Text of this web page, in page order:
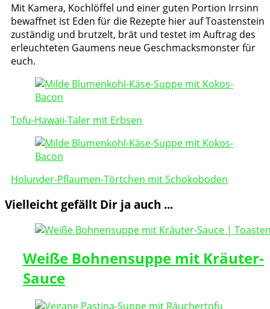
Mit Kamera, Kochlöffel und einer guten Portion Irrsinn
bewaffnet ist Eden für die Rezepte hier auf Toastenstein
zuständig und brutzelt, brät und testet im Auftrag des
erleuchteten Gaumens neue Geschmacksmonster für
euch.
Post
Navigation
Tofu-Hawaii-Taler mit Erbsen
Holunder-Pflaumen-Törtchen mit Schokoboden
Vielleicht gefällt Dir ja auch ...
Weiße Bohnensuppe mit Kräuter-
Sauce